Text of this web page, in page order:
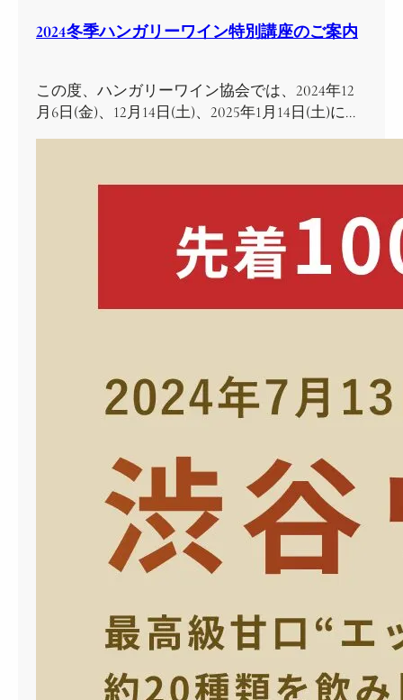
2024冬季ハンガリーワイン特別講座のご案内
この度、ハンガリーワイン協会では、2024年12
月6日(金)、12月14日(土)、2025年1月14日(土)に…